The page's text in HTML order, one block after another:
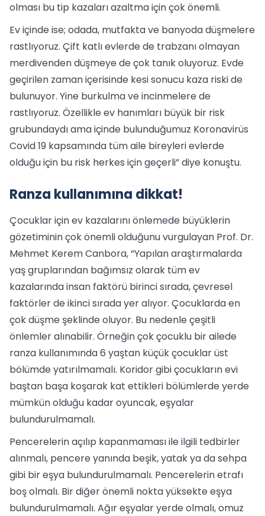
olması bu tip kazaları azaltma için çok önemli.
Ev içinde ise; odada, mutfakta ve banyoda düşmelere
rastlıyoruz. Çift katlı evlerde de trabzanı olmayan
merdivenden düşmeye de çok tanık oluyoruz. Evde
geçirilen zaman içerisinde kesi sonucu kaza riski de
bulunuyor. Yine burkulma ve incinmelere de
rastlıyoruz. Özellikle ev hanımları büyük bir risk
grubundaydı ama içinde bulunduğumuz Koronavirüs
Covid 19 kapsamında tüm aile bireyleri evlerde
olduğu için bu risk herkes için geçerli” diye konuştu.
Ranza kullanımına dikkat!
Çocuklar için ev kazalarını önlemede büyüklerin
gözetiminin çok önemli olduğunu vurgulayan Prof. Dr.
Mehmet Kerem Canbora, “Yapılan araştırmalarda
yaş gruplarından bağımsız olarak tüm ev
kazalarında insan faktörü birinci sırada, çevresel
faktörler de ikinci sırada yer alıyor. Çocuklarda en
çok düşme şeklinde oluyor. Bu nedenle çeşitli
önlemler alınabilir. Örneğin çok çocuklu bir ailede
ranza kullanımında 6 yaştan küçük çocuklar üst
bölümde yatırılmamalı. Koridor gibi çocukların evi
baştan başa koşarak kat ettikleri bölümlerde yerde
mümkün olduğu kadar oyuncak, eşyalar
bulundurulmamalı.
Pencerelerin açılıp kapanmaması ile ilgili tedbirler
alınmalı, pencere yanında beşik, yatak ya da sehpa
gibi bir eşya bulundurulmamalı. Pencerelerin etrafı
boş olmalı. Bir diğer önemli nokta yüksekte eşya
bulundurulmamalı. Ağır eşyalar yerde olmalı, omuz